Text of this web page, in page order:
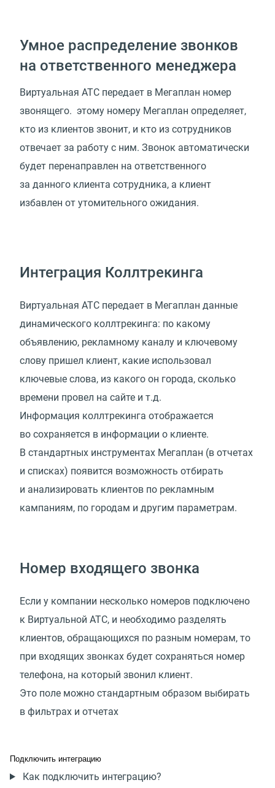
Умное распределение звонков
на ответственного менеджера
Виртуальная АТС передает в Мегаплан номер
звонящего. этому номеру Мегаплан определяет,
кто из клиентов звонит, и кто из сотрудников
отвечает за работу с ним. Звонок автоматически
будет перенаправлен на ответственного
за данного клиента сотрудника, а клиент
избавлен от утомительного ожидания.
Интеграция Коллтрекинга
Виртуальная АТС передает в Мегаплан данные
динамического коллтрекинга: по какому
объявлению, рекламному каналу и ключевому
слову пришел клиент, какие использовал
ключевые слова, из какого он города, сколько
времени провел на сайте и т.д.
Информация коллтрекинга отображается
во сохраняется в информации о клиенте.
В стандартных инструментах Мегаплан (в отчетах
и списках) появится возможность отбирать
и анализировать клиентов по рекламным
кампаниям, по городам и другим параметрам.
Номер входящего звонка
Если у компании несколько номеров подключено
к Виртуальной АТС, и необходимо разделять
клиентов, обращающихся по разным номерам, то
при входящих звонках будет сохраняться номер
телефона, на который звонил клиент.
Это поле можно стандартным образом выбирать
в фильтрах и отчетах
Подключить интеграцию
Как подключить интеграцию?